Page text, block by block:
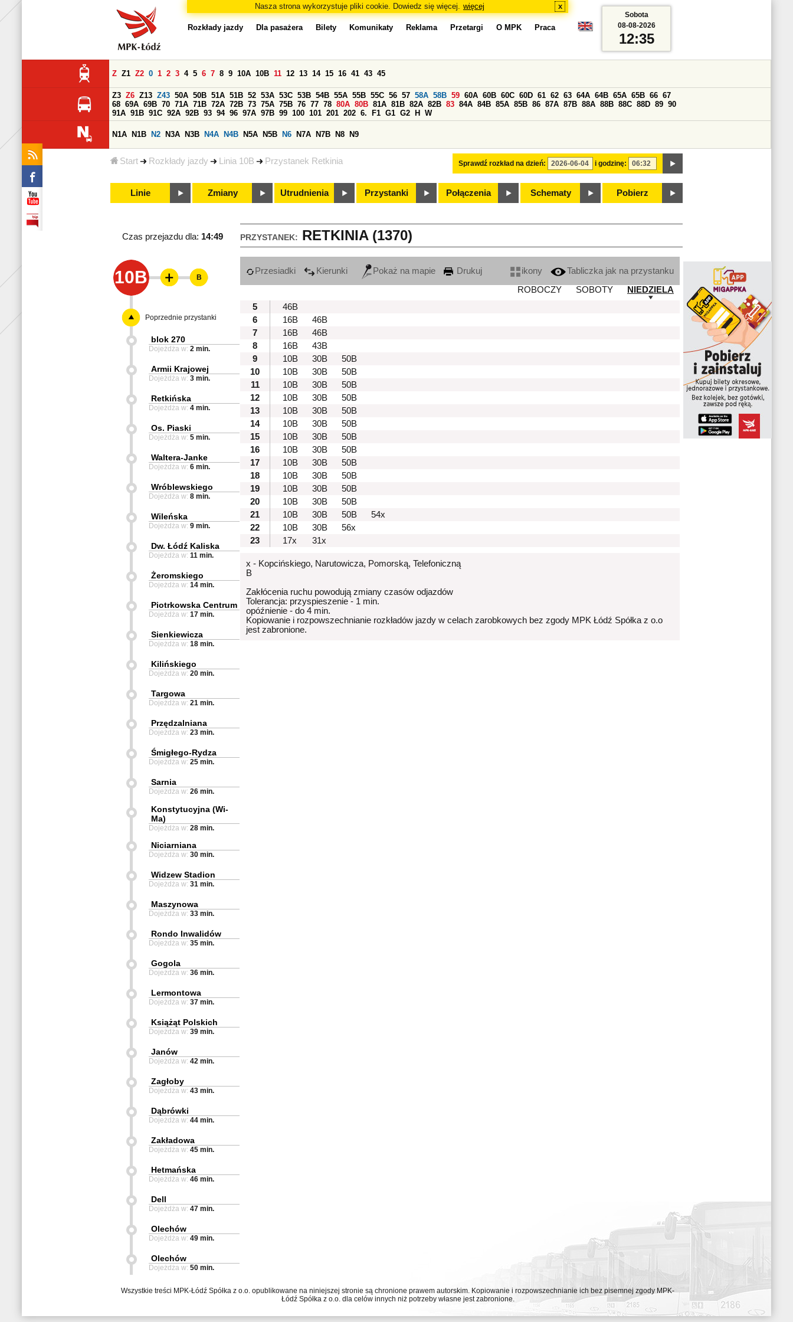
Nasza strona wykorzystuje pliki cookie. Dowiedz się więcej. więcej x
Start Rozkłady jazdy Linia 10B Przystanek Retkinia
Rozkłady jazdy Dla pasażera Bilety Komunikaty Reklama Przetargi O MPK Praca
Sprawdź rozkład na dzień: i godzinę:
Z Z1 Z2 0 1 2 3 4 5 6 7 8 9 10A 10B 11 12 13 14 15 16 41 43 45
Z3 Z6 Z13 Z43 50A 50B 51A 51B 52 53A 53C 53B 54B 55A 55B 55C 56 57 58A 58B 59 60A 60B 60C 60D 61 62 63 64A 64B 65A 65B 66 67
68 69A 69B 70 71A 71B 72A 72B 73 75A 75B 76 77 78 80A 80B 81A 81B 82A 82B 83 84A 84B 85A 85B 86 87A 87B 88A 88B 88C 88D 89 90
91A 91B 91C 92A 92B 93 94 96 97A 97B 99 100 101 201 202 6. F1 G1 G2 H W
N1A N1B N2 N3A N3B N4A N4B N5A N5B N6 N7A N7B N8 N9
Linie Zmiany Utrudnienia Przystanki Połączenia Schematy Pobierz
Sobota
08-08-2026
12:35
PRZYSTANEK: RETKINIA (1370)
Czas przejazdu dla: 14:49
10B Przesiadki Kierunki Pokaż na mapie Drukuj ikony
Tabliczka jak na przystanku
ROBOCZY
SOBOTY
NIEDZIELA
5
46B
6
16B
46B
7
16B
46B
8
16B
43B
9
10B 30B
50B
10
10B 30B
50B
11
10B 30B
50B
12
10B 30B
50B
13
10B 30B
50B
14
10B 30B
50B
15
10B 30B
50B
16
10B 30B
50B
17
10B 30B
50B
18
10B 30B
50B
19
10B 30B
50B
20
10B 30B
50B
21
10B 30B 50B
54x
22
10B 30B
56x
23
17x 31x
x - Kopcińskiego, Narutowicza, Pomorską, Telefoniczną
B
Zakłócenia ruchu powodują zmiany czasów odjazdów
Tolerancja: przyspieszenie - 1 min.
opóźnienie - do 4 min.
Kopiowanie i rozpowszechnianie rozkładów jazdy w celach zarobkowych bez zgody MPK Łódź Spółka z o.o
jest zabronione.
B
Poprzednie przystanki
blok 270
Dojeżdża w: 2 min.
Armii Krajowej
Dojeżdża w: 3 min.
Retkińska
Dojeżdża w: 4 min.
Os. Piaski
Dojeżdża w: 5 min.
Waltera-Janke
Dojeżdża w: 6 min.
Wróblewskiego
Dojeżdża w: 8 min.
Wileńska
Dojeżdża w: 9 min.
Dw. Łódź Kaliska
Dojeżdża w: 11 min.
Żeromskiego
Dojeżdża w: 14 min.
Piotrkowska Centrum
Dojeżdża w: 17 min.
Sienkiewicza
Dojeżdża w: 18 min.
Kilińskiego
Dojeżdża w: 20 min.
Targowa
Dojeżdża w: 21 min.
Przędzalniana
Dojeżdża w: 23 min.
Śmigłego-Rydza
Dojeżdża w: 25 min.
Sarnia
Dojeżdża w: 26 min.
Konstytucyjna (Wi-
Ma)
Dojeżdża w: 28 min.
Niciarniana
Dojeżdża w: 30 min.
Widzew Stadion
Dojeżdża w: 31 min.
Maszynowa
Dojeżdża w: 33 min.
Rondo Inwalidów
Dojeżdża w: 35 min.
Gogola
Dojeżdża w: 36 min.
Lermontowa
Dojeżdża w: 37 min.
Książąt Polskich
Dojeżdża w: 39 min.
Janów
Dojeżdża w: 42 min.
Zagłoby
Dojeżdża w: 43 min.
Dąbrówki
Dojeżdża w: 44 min.
Zakładowa
Dojeżdża w: 45 min.
Hetmańska
Dojeżdża w: 46 min.
Dell
Dojeżdża w: 47 min.
Olechów
Dojeżdża w: 49 min.
Olechów
Dojeżdża w: 50 min.
Wszystkie treści MPK-Łódź Spółka z o.o. opublikowane na niniejszej stronie są chronione prawem autorskim. Kopiowanie i rozpowszechnianie ich bez pisemnej zgody MPK-
Łódź Spółka z o.o. dla celów innych niż potrzeby własne jest zabronione.